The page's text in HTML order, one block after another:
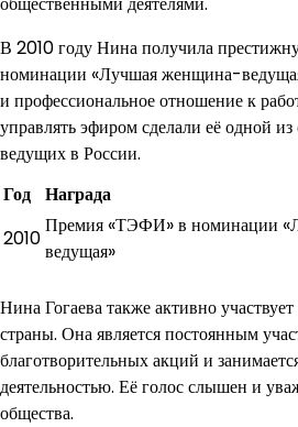
В 2010 году Нина получила
номинации «Лучшая женщина-
и профессиональное отношение к
управлять эфиром сделали её одной
ведущих в России.
Год Награда
2010
Премия «ТЭФИ» в номинации
ведущая»
Нина Гогаева также активно
страны. Она является постоянным
благотворительных акций и
деятельностью. Её голос слышен и
общества.